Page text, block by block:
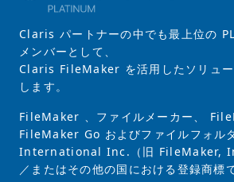
Claris パートナーの中でも最上位の
メンバーとして、
Claris FileMaker を活用したソリュー
します。
FileMaker 、ファイルメーカー、
FileMaker Go およびファイルフォル
International Inc.（旧 FileMaker,
／またはその他の国における登録商標